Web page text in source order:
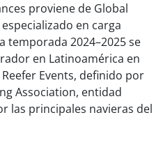
proviene de Global
en carga
temporada 2024–2025 se
en Latinoamérica en
Events, definido por
Association, entidad
las principales navieras del